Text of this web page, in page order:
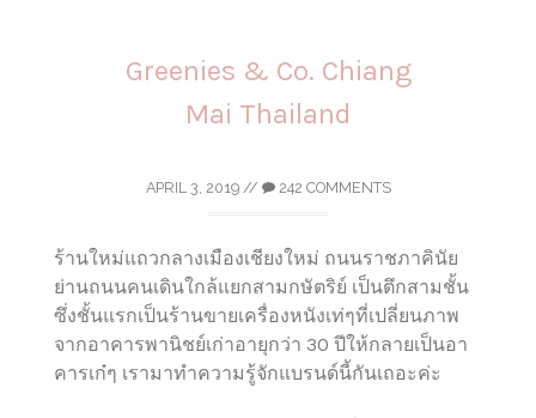
Greenies & Co. Chiang
Mai Thailand
APRIL 3, 2019// 242 COMMENTS
ร้านใหม่แถวกลางเมืองเชียงใหม่ ถนนราชภาคินัย
ย่านถนนคนเดินใกล้แยกสามกษัตริย์ เป็นตึกสามชั้น
ซึ่งชั้นแรกเป็นร้านขายเครื่องหนังเท่ๆที่เปลี่ยนภาพ
จากอาคารพานิชย์เก่าอายุกว่า 30 ปีให้กลายเป็นอา
คารเก๋ๆ เรามาทำความรู้จักแบรนด์นี้กันเถอะค่ะ